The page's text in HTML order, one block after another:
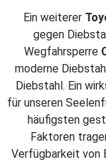
Ein weiterer
gegen
Wegfahrsperre
moderne
Diebstahl. Ein
für unseren
häufigsten
Faktoren
Verfügbarkeit von